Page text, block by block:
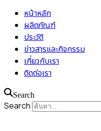
หน้าหลัก
ผลิตภัณฑ์
ประวัติ
ข่าวสารและกิจกรรม
เกี่ยวกับเรา
ติดต่อเรา
Search
Search